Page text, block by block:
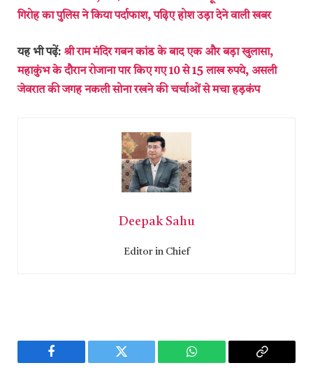
गिरोह का पुलिस ने किया पर्दाफाश, पढ़िए होश उड़ा देने वाली खबर
यह भी पढ़ें: श्री राम मंदिर गबन कांड के बाद एक और बड़ा खुलासा,
महाकुंभ के दौरान रोजाना पार किए गए 10 से 15 लाख रुपये, असली
जेवरात की जगह नकली सोना रखने की चर्चाओं से मचा हड़कंप
Deepak Sahu
Editor in Chief
Facebook Twitter WhatsApp
Copy